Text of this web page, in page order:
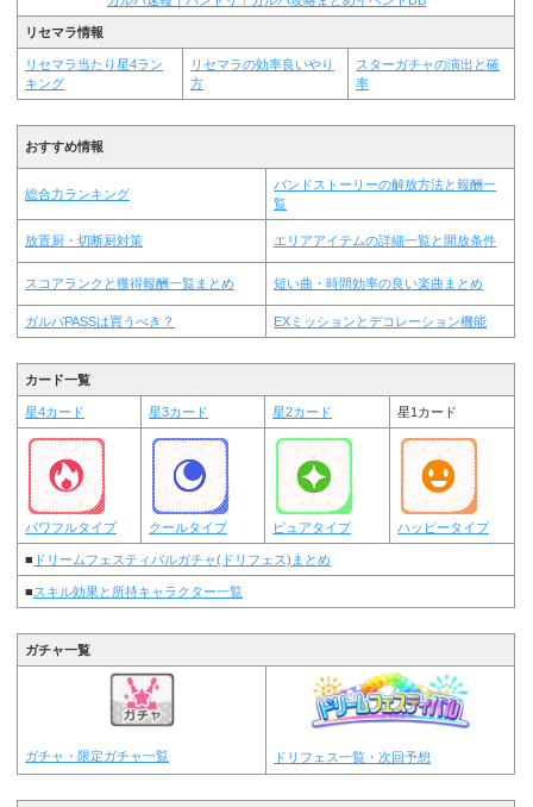
リセマラ情報
リセマラ当たり星4ラン
キング
リセマラの効率良いやり
方
スターガチャの演出と確
率
おすすめ情報
総合力ランキング
バンドストーリーの解放方法と報酬一
覧
放置厨・切断厨対策 エリアアイテムの詳細一覧と開放条件
スコアランクと獲得報酬一覧まとめ 短い曲・時間効率の良い楽曲まとめ
ガルパPASSは買うべき？ EXミッションとデコレーション機能
カード一覧
星4カード 星3カード 星2カード 星1カード
パワフルタイプ クールタイプ ピュアタイプ ハッピータイプ
■ ドリームフェスティバルガチャ(ドリフェス)まとめ
■スキル効果と所持キャラクター一覧
ガチャ一覧
ガチャ・限定ガチャ一覧 ドリフェス一覧・次回予想